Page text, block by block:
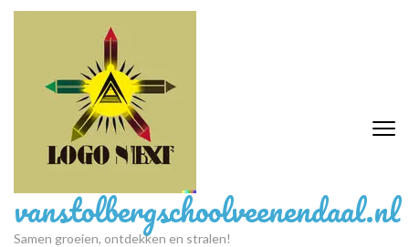
Ga
vanstolbergschoolveenendaal.nl
Samen groeien, ontdekken en stralen!